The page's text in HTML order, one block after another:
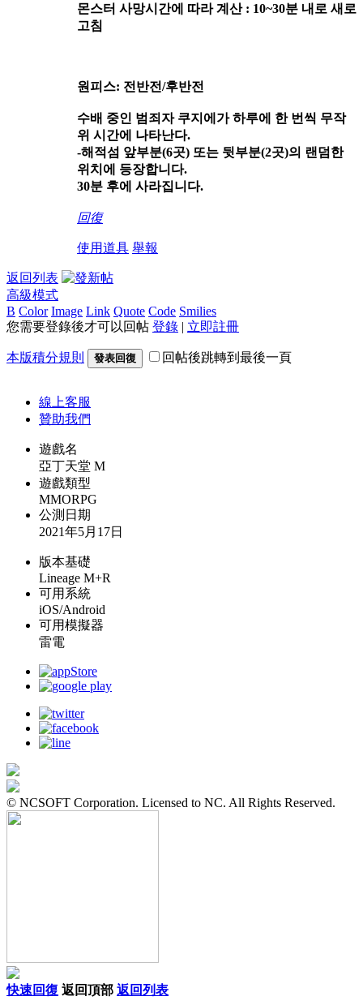
몬스터 사망시간에 따라 계산 : 10~30분 내로 새로
고침
원피스: 전반전/후반전
수배 중인 범죄자 쿠지에가 하루에 한 번씩 무작
위 시간에 나타난다.
-해적섬 앞부분(6곳) 또는 뒷부분(2곳)의 랜덤한
위치에 등장합니다.
30분 후에 사라집니다.
回復
使用道具 舉報
返回列表
高級模式
B Color Image Link Quote Code Smilies
您需要登錄後才可以回帖 登錄 | 立即註冊
本版積分規則 發表回復 回帖後跳轉到最後一頁
線上客服
贊助我們
遊戲名
亞丁天堂 M
遊戲類型
MMORPG
公測日期
2021年5月17日
版本基礎
Lineage M+R
可用系統
iOS/Android
可用模擬器
雷電
© NCSOFT Corporation. Licensed to NC. All Rights Reserved.
快速回復 返回頂部 返回列表